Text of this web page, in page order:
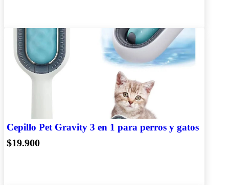
Cepillo Pet Gravity 3 en 1 para perros y gatos
$19.900